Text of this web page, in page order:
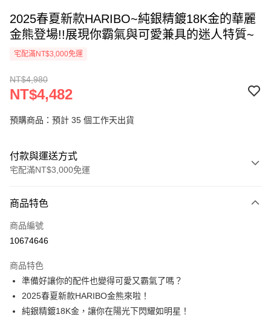
2025春夏新款HARIBO~純銀精鍍18K金的華麗
金熊登場!!展現你霸氣與可愛兼具的迷人特質~
宅配滿NT$3,000免運
NT$4,980
NT$4,482
預購商品：預計 35 個工作天出貨
付款與運送方式
宅配滿NT$3,000免運
信用卡一次付款
LINE Pay
街口支付
悠遊付
商品特色
商品編號
10674646
商品特色
準備好讓你的配件也變得可愛又霸氣了嗎？
2025春夏新款HARIBO金熊來啦！
純銀精鍍18K金，讓你在陽光下閃耀如明星！